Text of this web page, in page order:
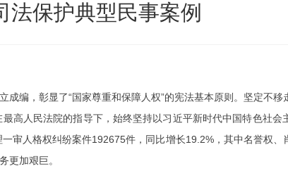
保护典型民事案例
编，彰显了“国家尊重和保障人权”的宪法基本原则。坚定不移
高人民法院的指导下，始终坚持以习近平新时代中国特色社会
审人格权纠纷案件192675件，同比增长19.2%，其中名誉权、
更加艰巨。